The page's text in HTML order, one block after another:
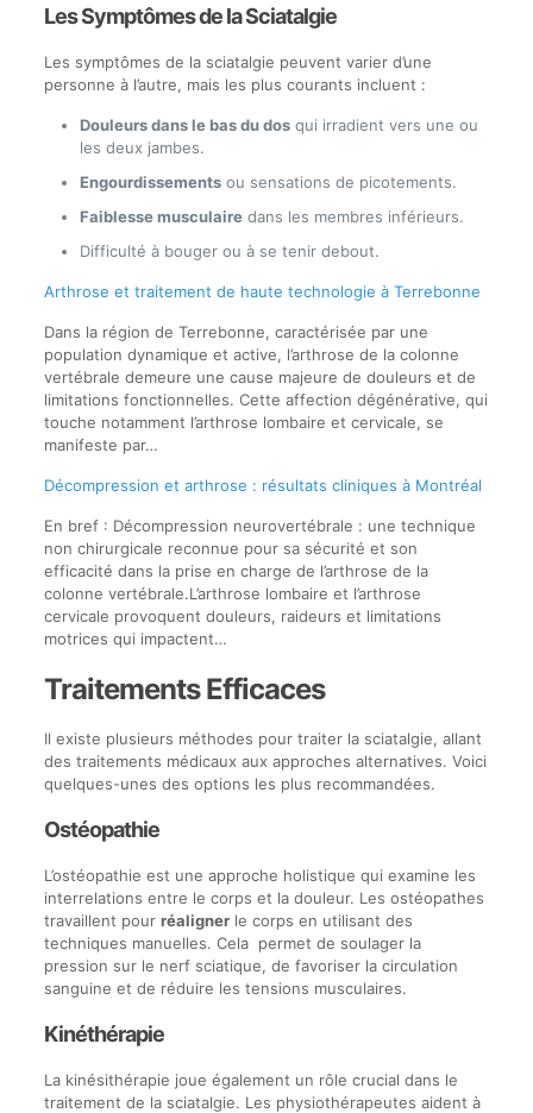
Les Symptômes de la Sciatalgie
Les symptômes de la sciatalgie peuvent varier d’une
personne à l’autre, mais les plus courants incluent :
Douleurs dans le bas du dosqui irradient vers une ou
les deux jambes.
Engourdissementsou sensations de picotements.
Faiblesse musculairedans les membres inférieurs.
Difficulté à bouger ou à se tenir debout.
Arthrose et traitement de haute technologie à Terrebonne
Dans la région de Terrebonne, caractérisée par une
population dynamique et active, l’arthrose de la colonne
vertébrale demeure une cause majeure de douleurs et de
limitations fonctionnelles. Cette affection dégénérative, qui
touche notamment l’arthrose lombaire et cervicale, se
manifeste par…
Décompression et arthrose : résultats cliniques à Montréal
En bref : Décompression neurovertébrale : une technique
non chirurgicale reconnue pour sa sécurité et son
efficacité dans la prise en charge de l’arthrose de la
colonne vertébrale.L’arthrose lombaire et l’arthrose
cervicale provoquent douleurs, raideurs et limitations
motrices qui impactent…
Traitements Efficaces
Il existe plusieurs méthodes pour traiter la sciatalgie, allant
des traitements médicaux aux approches alternatives. Voici
quelques-unes des options les plus recommandées.
Ostéopathie
L’ostéopathie est une approche holistique qui examine les
interrelations entre le corps et la douleur. Les ostéopathes
travaillent pour réalignerle corps en utilisant des
techniques manuelles. Cela permet de soulager la
pression sur le nerf sciatique, de favoriser la circulation
sanguine et de réduire les tensions musculaires.
Kinéthérapie
La kinésithérapie joue également un rôle crucial dans le
traitement de la sciatalgie. Les physiothérapeutes aident à